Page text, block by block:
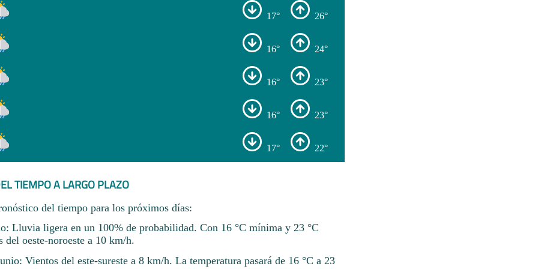
17° 26°
16° 24°
16° 23°
16° 23°
17° 22°
TIEMPO A LARGO PLAZO
del tiempo para los próximos días:
Lluvia ligera en un 100% de probabilidad. Con 16 °C mínima y 23 °C
del oeste-noroeste a 10 km/h.
Vientos del este-sureste a 8 km/h. La temperatura pasará de 16 °C a 23